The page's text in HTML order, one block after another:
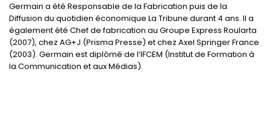
Germain a été Responsable de la Fabrication puis de la
Diffusion du quotidien économique La Tribune durant 4 ans. Il a
également été Chef de fabrication au Groupe Express Roularta
(2007), chez AG+J (Prisma Presse) et chez Axel Springer France
(2003). Germain est diplômé de l’IFCEM (Institut de Formation à
la Communication et aux Médias).